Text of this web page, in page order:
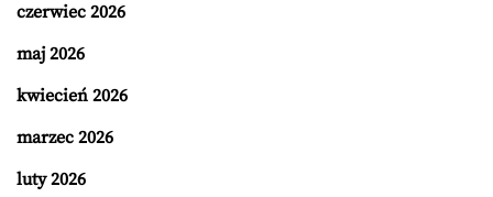
czerwiec 2026
maj 2026
kwiecień 2026
marzec 2026
luty 2026